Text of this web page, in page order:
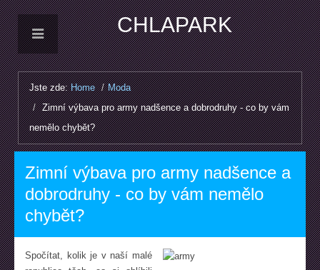
CHLAPARK
Jste zde:Home / Moda
/ Zimní výbava pro army nadšence a dobrodruhy - co by vám
nemělo chybět?
Zimní výbava pro army nadšence a
dobrodruhy - co by vám nemělo
chybět?
Spočítat, kolik je v naší malé